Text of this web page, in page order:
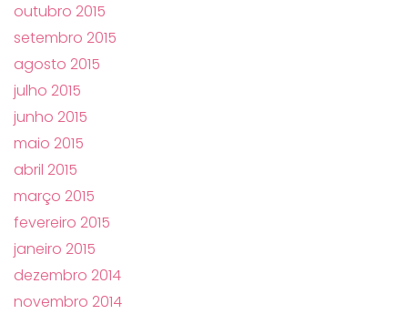
outubro 2015
setembro 2015
agosto 2015
julho 2015
junho 2015
maio 2015
abril 2015
março 2015
fevereiro 2015
janeiro 2015
dezembro 2014
novembro 2014